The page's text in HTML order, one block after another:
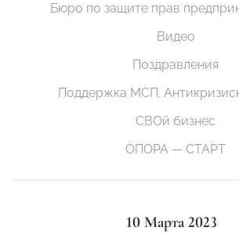
Бюро по защите прав
Видео
Поздравления
Поддержка МСП.
СВОй бизнес
ОПОРА — СТАРТ
10 Марта 2023